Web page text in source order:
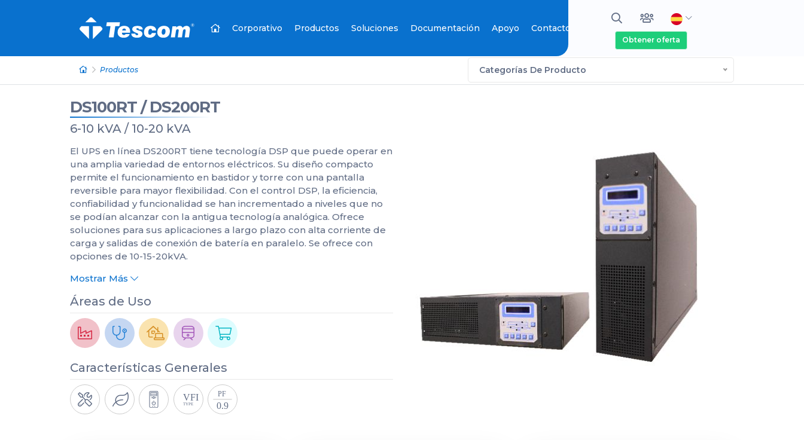
Corporativo Productos Soluciones Documentación Apoyo
socios de soluciones
Contacto
Obtener oferta
Productos Categorías De Producto
DS100RT / DS200RT
6-10 kVA / 10-20 kVA
El UPS en línea DS200RT tiene tecnología DSP que puede operar en
una amplia variedad de entornos eléctricos. Su diseño compacto
permite el funcionamiento en bastidor y torre con una pantalla
reversible para mayor flexibilidad. Con el control DSP, la eficiencia,
confiabilidad y funcionalidad se han incrementado a niveles que no
se podían alcanzar con la antigua tecnología analógica. Ofrece
soluciones para sus aplicaciones a largo plazo con alta corriente de
carga y salidas de conexión de batería en paralelo. Se ofrece con
opciones de 10-15-20kVA.
Mostrar Más
Áreas de Uso
Características Generales